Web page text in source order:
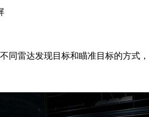
雷达发现目标和瞄准目标的方式